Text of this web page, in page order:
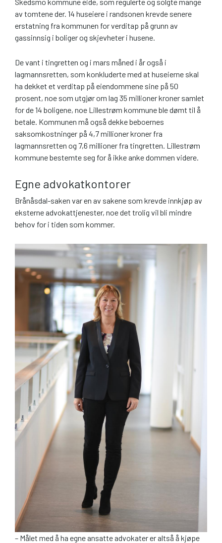
av tomtene der. 14 huseiere i randsonen krevde senere
erstatning fra kommunen for verditap på grunn av
gassinnsig i boliger og skjevheter i husene.
De vant i tingretten og i mars måned i år også i
lagmannsretten, som konkluderte med at huseierne skal
ha dekket et verditap på eiendommene sine på 50
prosent, noe som utgjør om lag 35 millioner kroner samlet
for de 14 boligene, noe Lillestrøm kommune ble dømt til å
betale. Kommunen må også dekke beboernes
saksomkostninger på 4,7 millioner kroner fra
lagmannsretten og 7,6 millioner fra tingretten. Lillestrøm
kommune bestemte seg for å ikke anke dommen videre.
Egne advokatkontorer
Brånåsdal-saken var en av sakene som krevde innkjøp av
eksterne advokattjenester, noe det trolig vil bli mindre
behov for i tiden som kommer.
– Målet med å ha egne ansatte advokater er altså å kjøpe